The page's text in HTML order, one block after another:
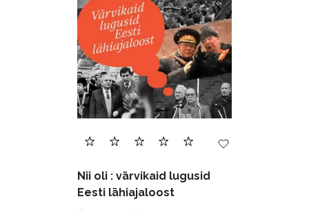
Nii oli : värvikaid lugusid
Eesti lähiajaloost